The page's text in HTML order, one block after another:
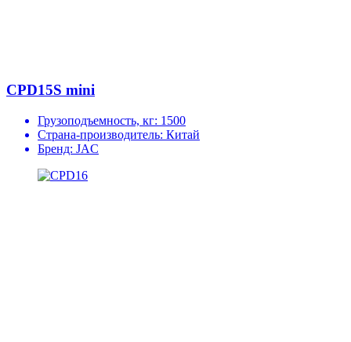
CPD15S mini
Грузоподъемность, кг: 1500
Страна-производитель: Китай
Бренд: JAC